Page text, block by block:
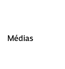
Médias